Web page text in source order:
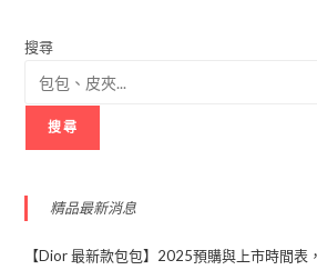
搜尋
搜尋
精品最新消息
【Dior 最新款包包】2025預購與上市時間表